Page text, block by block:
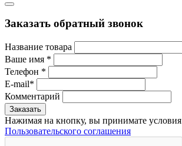
Заказать обратный звонок
Название товара
Ваше имя *
Телефон *
E-mail*
Комментарий
Нажимая на кнопку, вы принимате условия
Пользовательского соглашения